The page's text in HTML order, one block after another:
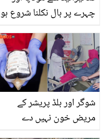
چہرے پر بال نکلنا شروع ہو
کیا علاج بتاتے ہیں؟ جانیں
وہ معلومات جو آپ کو بھی
معلوم ہونی چاہیئے
شوگر اور بلڈ پریشر کے
مریض خون نہیں دے